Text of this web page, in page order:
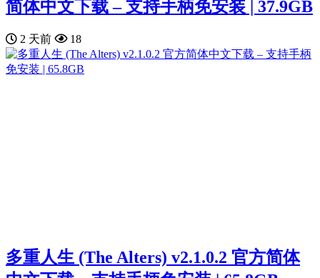
简体中文下载 – 支持手柄免安装 | 37.9GB
2 天前 18
多重人生 (The Alters) v2.1.0.2 官方简体